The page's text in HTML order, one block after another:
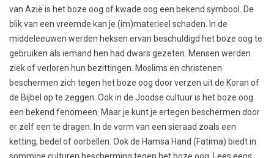
van Azië is het boze oog of kwade oog een bekend symbool. De
blik van een vreemde kan je (im)materieel schaden. In de
middeleeuwen werden heksen ervan beschuldigd het boze oog te
gebruiken als iemand hen had dwars gezeten. Mensen werden
ziek of verloren hun bezittingen. Moslims en christenen
beschermen zich tegen het boze oog door verzen uit de Koran of
de Bijbel op te zeggen. Ook in de Joodse cultuur is het boze oog
een bekend fenomeen. Maar je kunt je ertegen beschermen door
er zelf een te dragen. In de vorm van een sieraad zoals een
ketting, bedel of oorbellen. Ook de Hamsa Hand (Fatima) biedt in
sommige culturen bescherming tegen het boze oog. Lees eens